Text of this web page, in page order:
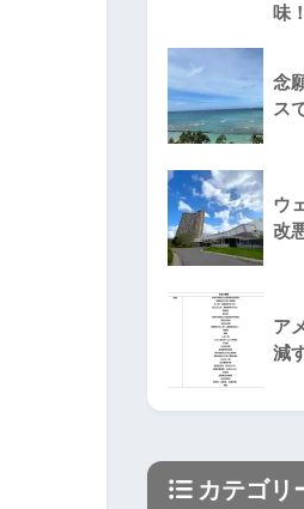
味！
念
ス
ウ
改
ア
減
カテゴリ